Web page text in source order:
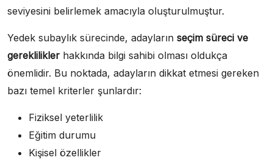
seviyesini belirlemek amacıyla oluşturulmuştur.
Yedek subaylık sürecinde, adayların seçim süreci ve
gereklilikler hakkında bilgi sahibi olması oldukça
önemlidir. Bu noktada, adayların dikkat etmesi gereken
bazı temel kriterler şunlardır:
Fiziksel yeterlilik
Eğitim durumu
Kişisel özellikler